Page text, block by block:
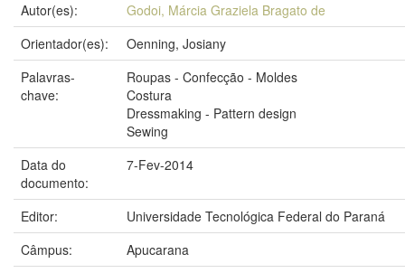
Autor(es):
Godoi, Márcia Graziela Bragato de
Orientador(es):
Oenning, Josiany
Palavras-
chave:
Roupas - Confecção - Moldes
Costura
Dressmaking - Pattern design
Sewing
Data do
documento:
7-Fev-2014
Editor:
Universidade Tecnológica Federal do Paraná
Câmpus:
Apucarana